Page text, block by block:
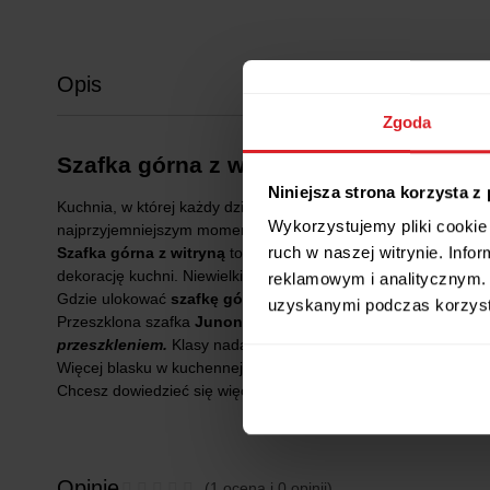
Zgoda
Niniejsza strona korzysta z
Wykorzystujemy pliki
ruch w naszej witrynie.
reklamowym i
uzyskanymi podczas
Opis
Szafka górna z witryną Junona Line –
Kuchnia, w której każdy dzień zaczniesz z uśmiechem nie
najprzyjemniejszym momentem w ciągu dnia. Poznajmeble z
Szafka górna z witryną to doskonały wybór, jeśli część
dekorację kuchni. Niewielkie przeszklenie ujawni tylko to,
Gdzie ulokować szafkę górną z witryną o wymiarach 80x57
Przeszklona szafka Junona Line
przeszkleniem. Klasy nadają ozdobne ramki frontów oraz
Więcej blasku w kuchennej aranżacji zapewni Ci
Chcesz dowiedzieć się więcej o